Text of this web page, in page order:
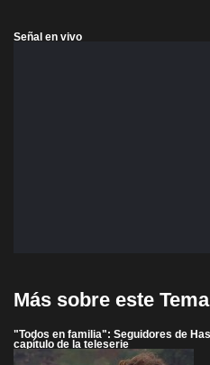
Señal en vivo
Más sobre este Tema
"Todos en familia": Seguidores de
capítulo de la teleserie